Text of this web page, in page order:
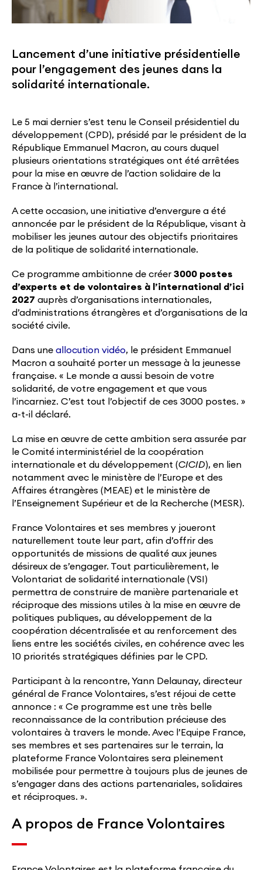
Lancement d’une initiative présidentielle
pour l’engagement des jeunes dans la
solidarité internationale.
Le 5 mai dernier s’est tenu le Conseil présidentiel du
développement (CPD), présidé par le président de la
République Emmanuel Macron, au cours duquel
plusieurs orientations stratégiques ont été arrêtées
pour la mise en œuvre de l’action solidaire de la
France à l’international.
A cette occasion, une initiative d’envergure a été
annoncée par le président de la République, visant à
mobiliser les jeunes autour des objectifs prioritaires
de la politique de solidarité internationale.
Ce programme ambitionne de créer 3000 postes
d’experts et de volontaires à l’international d’ici
2027 auprès d’organisations internationales,
d’administrations étrangères et d’organisations de la
société civile.
Dans une allocution vidéo, le président Emmanuel
Macron a souhaité porter un message à la jeunesse
française. « Le monde a aussi besoin de votre
solidarité, de votre engagement et que vous
l’incarniez. C’est tout l’objectif de ces 3000 postes. »
a-t-il déclaré.
La mise en œuvre de cette ambition sera assurée par
le Comité interministériel de la coopération
internationale et du développement (CICID), en lien
notamment avec le ministère de l’Europe et des
Affaires étrangères (MEAE) et le ministère de
l’Enseignement Supérieur et de la Recherche (MESR).
France Volontaires et ses membres y joueront
naturellement toute leur part, afin d’offrir des
opportunités de missions de qualité aux jeunes
désireux de s’engager. Tout particulièrement, le
Volontariat de solidarité internationale (VSI)
permettra de construire de manière partenariale et
réciproque des missions utiles à la mise en œuvre de
politiques publiques, au développement de la
coopération décentralisée et au renforcement des
liens entre les sociétés civiles, en cohérence avec les
10 priorités stratégiques définies par le CPD.
Participant à la rencontre, Yann Delaunay, directeur
général de France Volontaires, s’est réjoui de cette
annonce : « Ce programme est une très belle
reconnaissance de la contribution précieuse des
volontaires à travers le monde. Avec l’Equipe France,
ses membres et ses partenaires sur le terrain, la
plateforme France Volontaires sera pleinement
mobilisée pour permettre à toujours plus de jeunes de
s’engager dans des actions partenariales, solidaires
et réciproques. ».
A propos de France Volontaires